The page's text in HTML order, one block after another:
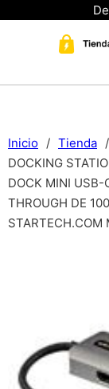
Inicio / Tienda /
DOCKING
DOCK MINI
THROUGH DE
STARTECH.COM